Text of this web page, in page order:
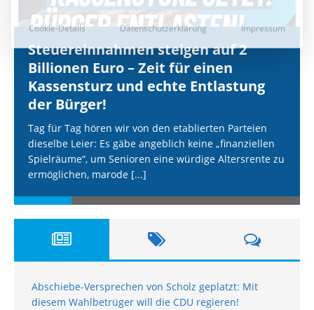
Steuereinnahmen steigen auf 2
Billionen Euro – Zeit für einen
Kassensturz und echte Entlastung
der Bürger!
Tag für Tag hören wir von den etablierten Parteien
dieselbe Leier: Es gäbe angeblich keine „finanziellen
Spielräume“, um Senioren eine würdige Altersrente zu
ermöglichen, marode [...]
Abschiebe-Versprechen von Scholz geplatzt: Mit
diesem Wahlbetrüger will die CDU regieren!